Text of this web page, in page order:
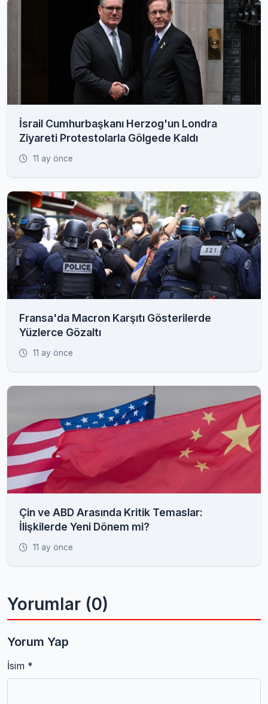
İsrail Cumhurbaşkanı Herzog'un Londra
Ziyareti Protestolarla Gölgede Kaldı
11 ay önce
Fransa'da Macron Karşıtı Gösterilerde
Yüzlerce Gözaltı
11 ay önce
Çin ve ABD Arasında Kritik Temaslar:
İlişkilerde Yeni Dönem mi?
11 ay önce
Yorumlar (0)
Yorum Yap
İsim *